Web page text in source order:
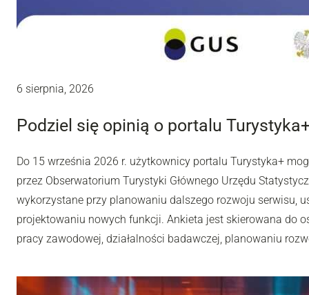
6 sierpnia, 2026
Podziel się opinią o portalu
Do 15 września 2026 r. użytkownicy portalu Turystyka+
przez Obserwatorium Turystyki Głównego Urzędu
wykorzystane przy planowaniu dalszego rozwoju serwisu,
projektowaniu nowych funkcji. Ankieta jest skierowana do
pracy zawodowej, działalności badawczej, planowaniu